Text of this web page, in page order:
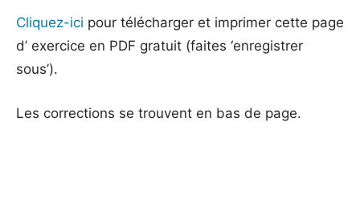
Cliquez-ici pour télécharger et imprimer cette page
d’ exercice en PDF gratuit (faites ‘enregistrer
sous’).
Les corrections se trouvent en bas de page.